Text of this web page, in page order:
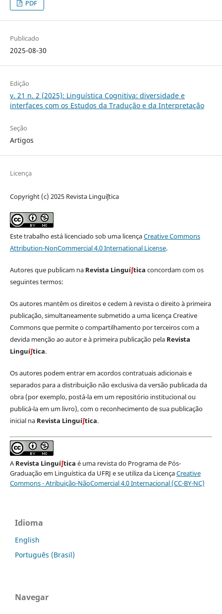
PDF
Publicado
2025-08-30
Edição
v. 21 n. 2 (2025): Linguística Cognitiva: diversidade e
interfaces com os Estudos da Tradução e da Interpretação
Seção
Artigos
Licença
Copyright (c) 2025 Revista Linguíʃtica
Este trabalho está licenciado sob uma licençaCreative Commons
Attribution-NonCommercial 4.0 International License.
Autores que publicam na Revista Linguí∫tica concordam com os
seguintes termos:
Os autores mantêm os direitos e cedem à revista o direito à primeira
publicação, simultaneamente submetido a uma licença Creative
Commons que permite o compartilhamento por terceiros com a
devida menção ao autor e à primeira publicação pela Revista
Linguí∫tica.
Os autores podem entrar em acordos contratuais adicionais e
separados para a distribuição não exclusiva da versão publicada da
obra (por exemplo, postá-la em um repositório institucional ou
publicá-la em um livro), com o reconhecimento de sua publicação
inicial na Revista Linguí∫tica.
ARevista Linguí∫tica é uma revista do Programa de Pós-
Graduação em Linguística da UFRJ e se utiliza da LicençaCreative
Commons - Atribuição-NãoComercial 4.0 Internacional (CC-BY-NC)
Idioma
English
Português (Brasil)
Navegar